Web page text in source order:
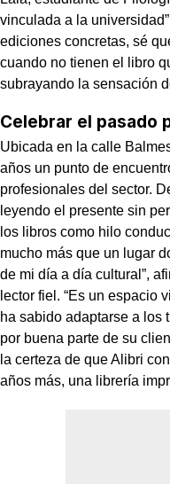
vinculada a la
ediciones concretas, sé
cuando no tienen el libro
subrayando la sensación
Celebrar el pasado
Ubicada en la calle
años un punto de
profesionales del sector.
leyendo el presente sin
los libros como hilo
mucho más que un lugar
de mi día a día cultural”,
lector fiel. “Es un espacio
ha sabido adaptarse a los
por buena parte de su
la certeza de que Alibri
años más, una librería